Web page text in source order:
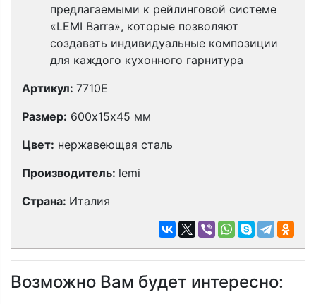
предлагаемыми к рейлинговой системе
«LEMI Barra», которые позволяют
создавать индивидуальные композиции
для каждого кухонного гарнитура
Артикул: 7710Е
Размер: 600х15х45 мм
Цвет: нержавеющая сталь
Производитель: lemi
Страна: Италия
Возможно Вам будет интересно: